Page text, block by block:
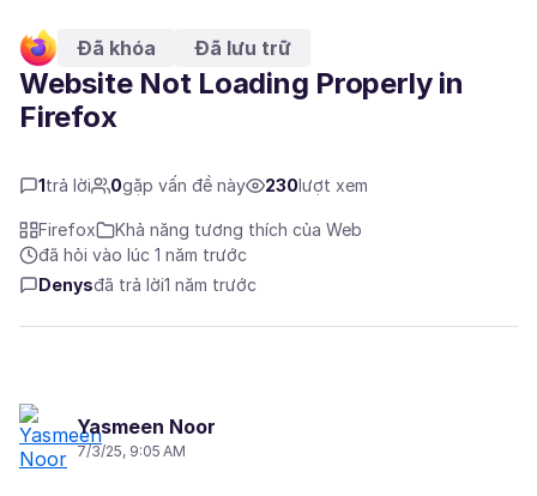
Đã khóa Đã lưu trữ
Website Not Loading Properly in
Firefox
1trả lời 0gặp vấn đề này 230lượt xem
Firefox
Khả năng tương thích của Web
đã hỏi vào lúc 1 năm trước
Denysđã trả lời1 năm trước
Yasmeen Noor
7/3/25, 9:05 AM